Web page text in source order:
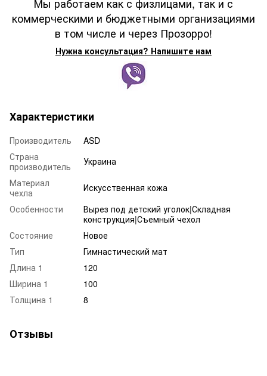
коммерческими и бюджетными организациями
в том числе и через Прозорро!
Нужна консультация? Напишите нам
Характеристики
Производитель
ASD
Страна
производитель
Украина
Материал
чехла
Искусственная кожа
Особенности
Вырез под детский уголок|Складная
конструкция|Съемный чехол
Состояние
Новое
Тип
Гимнастический мат
Длина 1
120
Ширина 1
100
Толщина 1
8
Отзывы